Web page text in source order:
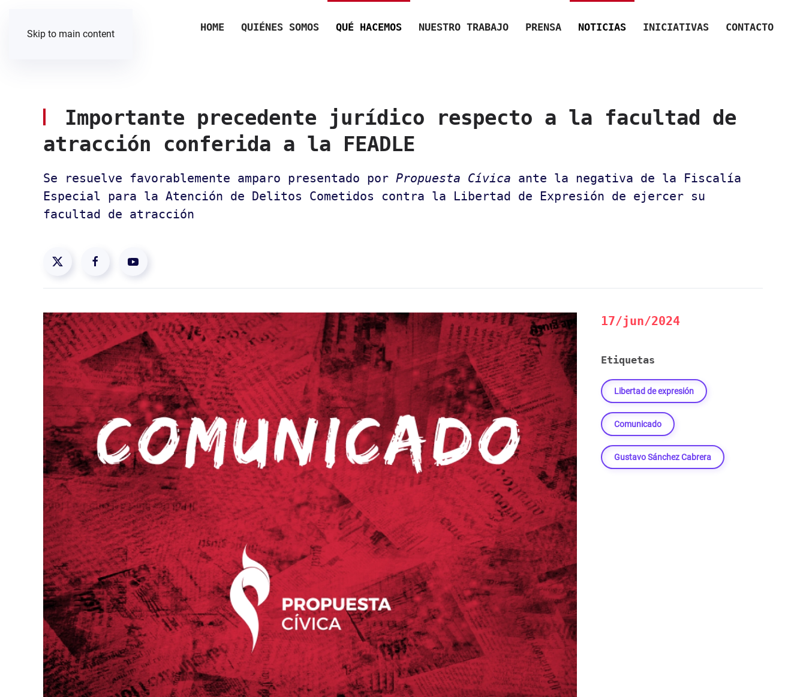
Skip to main content
HOME QUIÉNES SOMOS QUÉ HACEMOS NUESTRO TRABAJO PRENSA NOTICIAS INICIATIVAS CONTACTO
Importante precedente jurídico respecto a la facultad de
atracción conferida a la FEADLE
Se resuelve favorablemente amparo presentado por Propuesta Cívica ante la negativa de la Fiscalía
Especial para la Atención de Delitos Cometidos contra la Libertad de Expresión de ejercer su
facultad de atracción
17/jun/2024
Etiquetas
Libertad de expresión
Comunicado
Gustavo Sánchez Cabrera